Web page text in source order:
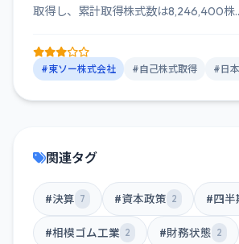
取得し、累計取得株式数は8,246,400株
#東ソー株式会社 #自己株式取得 #日
関連タグ
#決算 7 #資本政策 2 #四半
#相模ゴム工業 2 #財務状態 2